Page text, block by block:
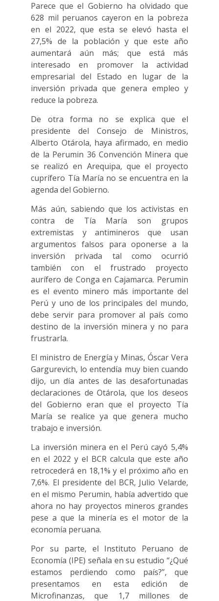
Parece que el Gobierno ha olvidado que
628 mil peruanos cayeron en la pobreza
en el 2022, que esta se elevó hasta el
27,5% de la población y que este año
aumentará aún más; que está más
interesado en promover la actividad
empresarial del Estado en lugar de la
inversión privada que genera empleo y
reduce la pobreza.
De otra forma no se explica que el
presidente del Consejo de Ministros,
Alberto Otárola, haya afirmado, en medio
de la Perumin 36 Convención Minera que
se realizó en Arequipa, que el proyecto
cuprífero Tía María no se encuentra en la
agenda del Gobierno.
Más aún, sabiendo que los activistas en
contra de Tía María son grupos
extremistas y antimineros que usan
argumentos falsos para oponerse a la
inversión privada tal como ocurrió
también con el frustrado proyecto
aurífero de Conga en Cajamarca. Perumin
es el evento minero más importante del
Perú y uno de los principales del mundo,
debe servir para promover al país como
destino de la inversión minera y no para
frustrarla.
El ministro de Energía y Minas, Óscar Vera
Gargurevich, lo entendía muy bien cuando
dijo, un día antes de las desafortunadas
declaraciones de Otárola, que los deseos
del Gobierno eran que el proyecto Tía
María se realice ya que genera mucho
trabajo e inversión.
La inversión minera en el Perú cayó 5,4%
en el 2022 y el BCR calcula que este año
retrocederá en 18,1% y el próximo año en
7,6%. El presidente del BCR, Julio Velarde,
en el mismo Perumin, había advertido que
ahora no hay proyectos mineros grandes
pese a que la minería es el motor de la
economía peruana.
Por su parte, el Instituto Peruano de
Economía (IPE) señala en su estudio “¿Qué
estamos perdiendo como país?”, que
presentamos en esta edición de
Microfinanzas, que 1,7 millones de